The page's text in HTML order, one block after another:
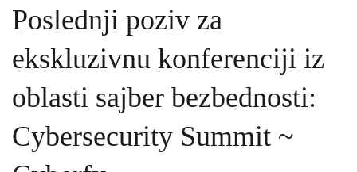
Poslednji poziv za
ekskluzivnu konferenciji iz
oblasti sajber bezbednosti:
Cybersecurity Summit ~